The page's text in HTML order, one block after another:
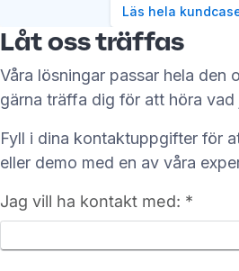
Läs hela
Låt oss träffas
Våra lösningar passar hela den
gärna träffa dig för att höra vad
Fyll i dina kontaktuppgifter för
eller demo med en av våra